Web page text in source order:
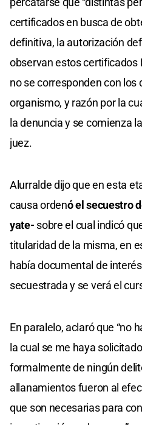
certificados en busca de
definitiva, la autorización
observan estos certificados
no se corresponden con los
organismo, y razón por la
la denuncia y se comienza
juez.
Alurralde dijo que en esta
causa ordenó el secuestro
yate- sobre el cual indicó
titularidad de la misma, en
había documental de
secuestrada y se verá el
En paralelo, aclaró que “no
la cual se me haya
formalmente de ningún
allanamientos fueron al
que son necesarias para